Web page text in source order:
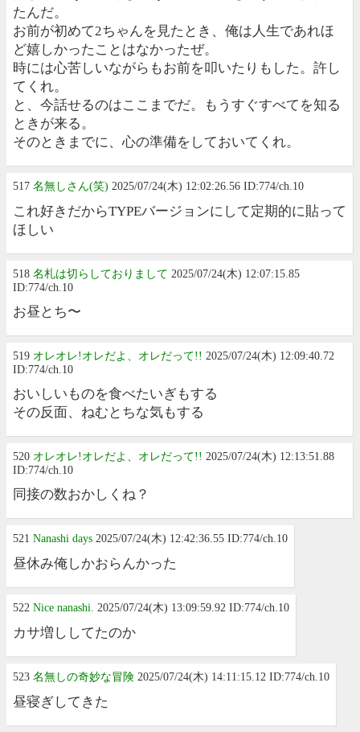
たんだ。
お前が初めて2ちゃんを見たとき、俺は人生であれほ
ど嬉しかったことはなかったぜ。
時には心苦しいながらもお前を叩いたりもした。許し
てくれ。
と、今話せるのはここまでだ。もうすぐすべてを知る
ときが来る。
そのときまでに、心の準備をしておいてくれ。
517 名無しさん(笑) 2025/07/24(木) 12:02:26.56 ID:774/ch.10
これ好きだからTYPEバージョンにして定期的に貼って
ほしい
518 名札は切らしておりまして 2025/07/24(木) 12:07:15.85
ID:774/ch.10
お昼とち〜
519 オレオレ!オレだよ、オレだって!! 2025/07/24(木) 12:09:40.72
ID:774/ch.10
おいしいものを食べたいぎもする
その反面、ねむとちな気もする
520 オレオレ!オレだよ、オレだって!! 2025/07/24(木) 12:13:51.88
ID:774/ch.10
同接の数おかしくね？
521 Nanashi days 2025/07/24(木) 12:42:36.55 ID:774/ch.10
昼休み俺しかおらんかった
522 Nice nanashi. 2025/07/24(木) 13:09:59.92 ID:774/ch.10
カサ増ししてたのか
523 名無しの奇妙な冒険 2025/07/24(木) 14:11:15.12 ID:774/ch.10
昼寝ぎしてきた